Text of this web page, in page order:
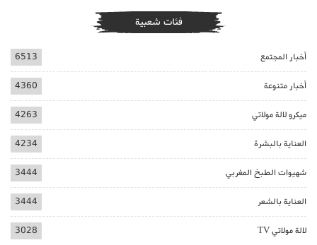
فئات شعبية
أخبار المجتمع 6513
أخبار متنوعة 4360
ميكرو لالة مولاتي 4263
العناية بالبشرة 4234
شهيوات الطبخ المغربي 3444
العناية بالشعر 3444
لالة مولاتي TV 3028